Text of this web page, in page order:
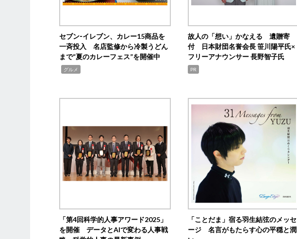
セブン‐イレブン、カレー15商品を
一斉投入 名店監修から冷製うどん
まで“夏のカレーフェス”を開催中
グルメ
故人の「想い」かなえる 遺贈寄
付 日本財団名誉会長 笹川陽平氏×
フリーアナウンサー 長野智子氏
PR
「第4回科学的人事アワード2025」
を開催 データとAIで変わる人事戦
「ことだま」宿る羽生結弦のメッセ
ージ 名言がもたらす心の平穏と潤